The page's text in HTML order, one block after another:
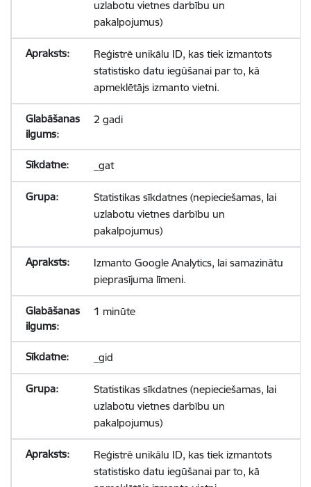
uzlabotu vietnes darbību un
pakalpojumus)
Reģistrē unikālu ID, kas tiek izmantots
statistisko datu iegūšanai par to, kā
apmeklētājs izmanto vietni.
2 gadi
_gat
Statistikas sīkdatnes (nepieciešamas, lai
uzlabotu vietnes darbību un
pakalpojumus)
Izmanto Google Analytics, lai samazinātu
pieprasījuma līmeni.
1 minūte
_gid
Statistikas sīkdatnes (nepieciešamas, lai
uzlabotu vietnes darbību un
pakalpojumus)
Reģistrē unikālu ID, kas tiek izmantots
statistisko datu iegūšanai par to, kā